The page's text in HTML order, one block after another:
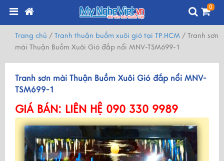
0
Trang chủ / Tranh thuận buồm xuôi gió tại TP.HCM / Tranh sơn
mài Thuận Buồm Xuôi Gió đắp nổi MNV-TSM699-1
Tranh sơn mài Thuận Buồm Xuôi Gió đắp nổi MNV-
TSM699-1
GIÁ BÁN: LIÊN HỆ 090 330 9989